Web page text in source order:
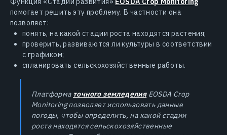
помогает решить эту проблему. В частности она
позволяет:
понять, на какой стадии роста находятся растения;
проверить, развиваются ли культуры в соответствии
с графиком;
спланировать сельскохозяйственные работы.
Платформа точного земледелияEOSDA Crop
Monitoring позволяет использовать данные
погоды, чтобы определить, на какой стадии
роста находятся сельскохозяйственные